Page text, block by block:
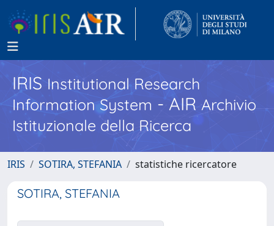
IRISInstitutional Research
Information System - AIR Archivio
Istituzionale della Ricerca
IRIS SOTIRA, STEFANIA statistiche ricercatore
SOTIRA, STEFANIA